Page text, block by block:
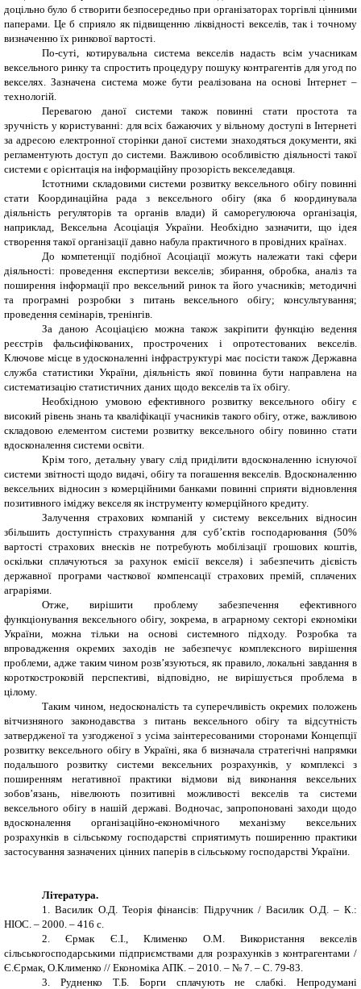
доцільно було б створити безпосередньо при організаторах торгівлі цінними
паперами. Це б сприяло як підвищенню ліквідності векселів, так і точному
визначенню їх ринкової вартості.
По-суті, котирувальна система векселів надасть всім учасникам
вексельного ринку та спростить процедуру пошуку контрагентів для угод по
векселях. Зазначена система може бути реалізована на основі Інтернет –
технологій.
Перевагою даної системи також повинні стати простота та
зручність у користуванні: для всіх бажаючих у вільному доступі в Інтернеті
за адресою електронної сторінки даної системи знаходяться документи, які
регламентують доступ до системи. Важливою особливістю діяльності такої
системи є орієнтація на інформаційну прозорість векселедавця.
Істотними складовими системи розвитку вексельного обігу повинні
стати Координаційна рада з вексельного обігу (яка б координувала
діяльність регуляторів та органів влади) й саморегулююча організація,
наприклад, Вексельна Асоціація України. Необхідно зазначити, що ідея
створення такої організації давно набула практичного в провідних країнах.
До компетенції подібної Асоціації можуть належати такі сфери
діяльності: проведення експертизи векселів; збирання, обробка, аналіз та
поширення інформації про вексельний ринок та його учасників; методичні
та програмні розробки з питань вексельного обігу; консультування;
проведення семінарів, тренінгів.
За даною Асоціацією можна також закріпити функцію ведення
реєстрів фальсифікованих, прострочених і опротестованих векселів.
Ключове місце в удосконаленні інфраструктурі має посісти також Державна
служба статистики України, діяльність якої повинна бути направлена на
систематизацію статистичних даних щодо векселів та їх обігу.
Необхідною умовою ефективного розвитку вексельного обігу є
високий рівень знань та кваліфікації учасників такого обігу, отже, важливою
складовою елементом системи розвитку вексельного обігу повинно стати
вдосконалення системи освіти.
Крім того, детальну увагу слід приділити вдосконаленню існуючої
системи звітності щодо видачі, обігу та погашення векселів. Вдосконаленню
вексельних відносин з комерційними банками повинні сприяти відновлення
позитивного іміджу векселя як інструменту комерційного кредиту.
Залучення страхових компаній у систему вексельних відносин
збільшить доступність страхування для суб’єктів господарювання (50%
вартості страхових внесків не потребують мобілізації грошових коштів,
оскільки сплачуються за рахунок емісії векселя) і забезпечить дієвість
державної програми часткової компенсації страхових премій, сплачених
аграріями.
Отже, вирішити проблему забезпечення ефективного
функціонування вексельного обігу, зокрема, в аграрному секторі економіки
України, можна тільки на основі системного підходу. Розробка та
впровадження окремих заходів не забезпечує комплексного вирішення
проблеми, адже таким чином розв’язуються, як правило, локальні завдання в
короткостроковій перспективі, відповідно, не вирішується проблема в
цілому.
Таким чином, недосконалість та суперечливість окремих положень
вітчизняного законодавства з питань вексельного обігу та відсутність
затвердженої та узгодженої з усіма заінтересованими сторонами Концепції
розвитку вексельного обігу в Україні, яка б визначала стратегічні напрямки
подальшого розвитку системи вексельних розрахунків, у комплексі з
поширенням негативної практики відмови від виконання вексельних
зобов’язань, нівелюють позитивні можливості векселів та системи
вексельного обігу в нашій державі. Водночас, запропоновані заходи щодо
вдосконалення організаційно-економічного механізму вексельних
розрахунків в сільському господарстві сприятимуть поширенню практики
застосування зазначених цінних паперів в сільському господарстві України.
Література.
1. Василик О.Д. Теорія фінансів: Підручник / Василик О.Д. – К.:
НІОС. – 2000. – 416 с.
2. Єрмак Є.І., Клименко О.М. Використання векселів
сільськогосподарськими підприємствами для розрахунків з контрагентами /
Є.Єрмак, О.Клименко // Економіка АПК. – 2010. – № 7. – С. 79-83.
3. Рудненко Т.Б. Борги сплачують не слабкі. Непродумані